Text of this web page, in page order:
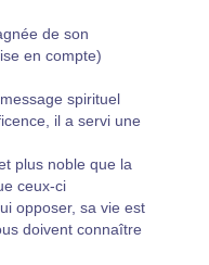
de son
en compte)
spirituel
il a servi une
plus noble que la
ceux-ci
opposer, sa vie est
doivent connaître